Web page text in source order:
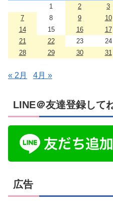
1
2 3
7
8 9 10
14
15 16 17
21
22 23 24
28
29 30 31
« 2月 4月 »
LINE＠友達登録して
広告